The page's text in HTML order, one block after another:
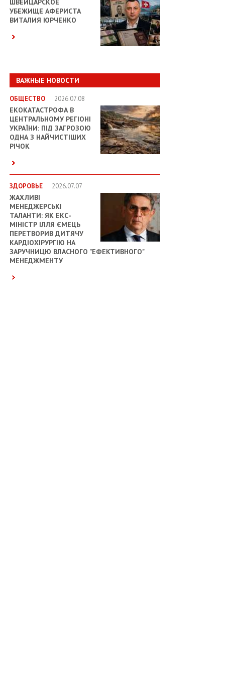
ШВЕЙЦАРСКОЕ
УБЕЖИЩЕ АФЕРИСТА
ВИТАЛИЯ ЮРЧЕНКО
ВАЖНЫЕ НОВОСТИ
ОБЩЕСТВО 2026.07.08
ЕКОКАТАСТРОФА В
ЦЕНТРАЛЬНОМУ РЕГІОНІ
УКРАЇНИ: ПІД ЗАГРОЗОЮ
ОДНА З НАЙЧИСТІШИХ
РІЧОК
ЗДОРОВЬЕ 2026.07.07
ЖАХЛИВІ
МЕНЕДЖЕРСЬКІ
ТАЛАНТИ: ЯК ЕКС-
МІНІСТР ІЛЛЯ ЄМЕЦЬ
ПЕРЕТВОРИВ ДИТЯЧУ
КАРДІОХІРУРГІЮ НА
ЗАРУЧНИЦЮ ВЛАСНОГО "ЕФЕКТИВНОГО"
МЕНЕДЖМЕНТУ